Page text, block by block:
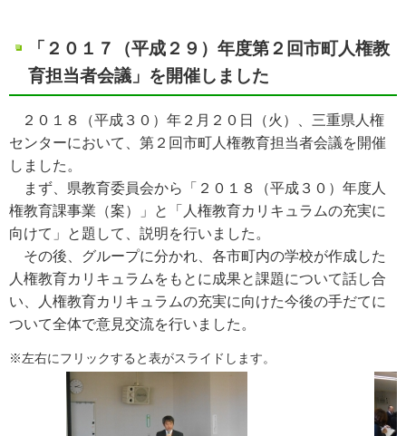
「２０１７（平成２９）年度第２回市町人権教
育担当者会議」を開催しました
２０１８（平成３０）年２月２０日（火）、三重県人権
センターにおいて、第２回市町人権教育担当者会議を開催
しました。
まず、県教育委員会から「２０１８（平成３０）年度人
権教育課事業（案）」と「人権教育カリキュラムの充実に
向けて」と題して、説明を行いました。
その後、グループに分かれ、各市町内の学校が作成した
人権教育カリキュラムをもとに成果と課題について話し合
い、人権教育カリキュラムの充実に向けた今後の手だてに
ついて全体で意見交流を行いました。
※左右にフリックすると表がスライドします。